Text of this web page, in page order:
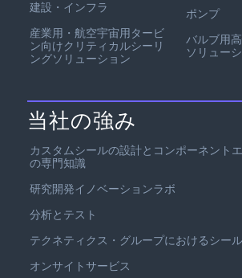
建設・インフラ
産業用・航空宇宙用タービ
ン向けクリティカルシーリ
ングソリューション
ポンプ
バルブ用
ソリュー
当社の強み
カスタムシールの設計とコンポーネント
の専門知識
研究開発イノベーションラボ
分析とテスト
テクネティクス・グループにおけるシー
オンサイトサービス